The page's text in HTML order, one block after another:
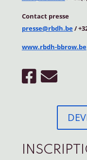
Contact presse
presse@rbdh.be/
www.rbdh-bbrow.be